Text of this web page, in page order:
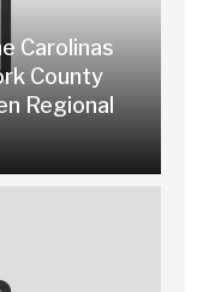
Carolinas
County
Regional